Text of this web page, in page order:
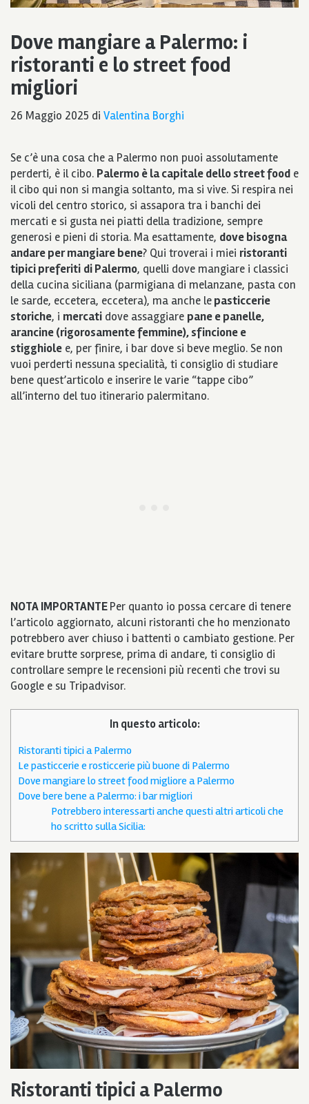
Dove mangiare a Palermo: i
ristoranti e lo street food
migliori
26 Maggio 2025 di Valentina Borghi
Se c’è una cosa che a Palermo non puoi assolutamente
perderti, è il cibo. Palermo è la capitale dello street food e
il cibo qui non si mangia soltanto, ma si vive. Si respira nei
vicoli del centro storico, si assapora tra i banchi dei
mercati e si gusta nei piatti della tradizione, sempre
generosi e pieni di storia. Ma esattamente, dove bisogna
andare per mangiare bene? Qui troverai i miei ristoranti
tipici preferiti di Palermo, quelli dove mangiare i classici
della cucina siciliana (parmigiana di melanzane, pasta con
le sarde, eccetera, eccetera), ma anche lepasticcerie
storiche, i mercati dove assaggiare pane e panelle,
arancine (rigorosamente femmine), sfincione e
stigghiole e, per finire, i bar dove si beve meglio. Se non
vuoi perderti nessuna specialità, ti consiglio di studiare
bene quest’articolo e inserire le varie “tappe cibo”
all’interno del tuo itinerario palermitano.
NOTA IMPORTANTEPer quanto io possa cercare di tenere
l’articolo aggiornato, alcuni ristoranti che ho menzionato
potrebbero aver chiuso i battenti o cambiato gestione. Per
evitare brutte sorprese, prima di andare, ti consiglio di
controllare sempre le recensioni più recenti che trovi su
Google e su Tripadvisor.
In questo articolo:
Ristoranti tipici a Palermo
Le pasticcerie e rosticcerie più buone di Palermo
Dove mangiare lo street food migliore a Palermo
Dove bere bene a Palermo: i bar migliori
Potrebbero interessarti anche questi altri articoli che
ho scritto sulla Sicilia:
Ristoranti tipici a Palermo